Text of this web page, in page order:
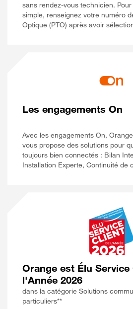
sans rendez-vous technicien.
simple, renseignez votre numéro
Optique (PTO) après avoir
Les engagements On
Avec les engagements On,
vous propose des solutions pour
toujours bien connectés : Bilan
Installation Experte, Continuité de
Orange est Élu Service
l'Année 2026
dans la catégorie Solutions
particuliers**